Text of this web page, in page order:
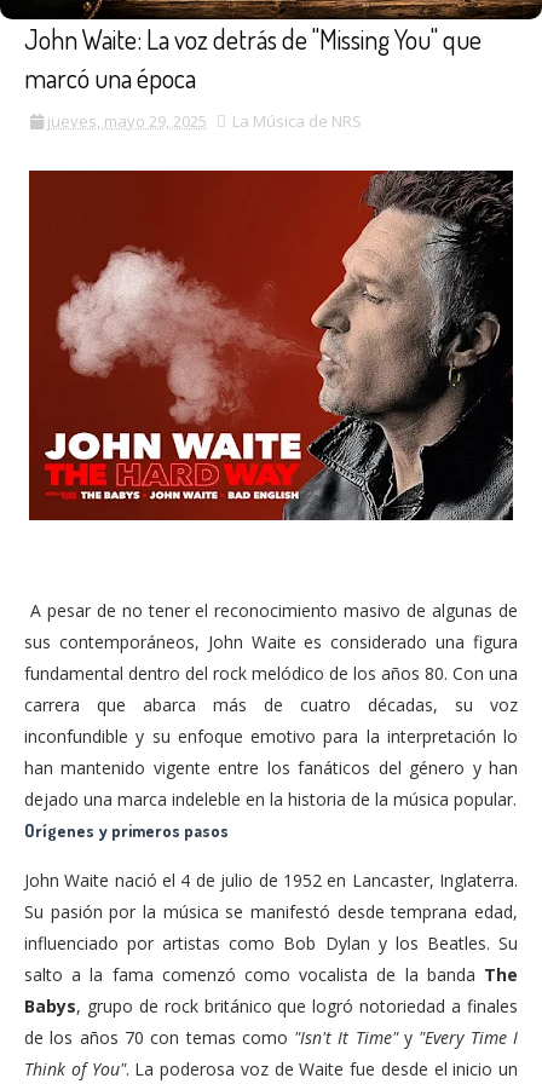
John Waite: La voz detrás de "Missing You" que
marcó una época
jueves, mayo 29, 2025 La Música de NRS
A pesar de no tener el reconocimiento masivo de algunas de
sus contemporáneos, John Waite es considerado una figura
fundamental dentro del rock melódico de los años 80. Con una
carrera que abarca más de cuatro décadas, su voz
inconfundible y su enfoque emotivo para la interpretación lo
han mantenido vigente entre los fanáticos del género y han
dejado una marca indeleble en la historia de la música popular.
Orígenes y primeros pasos
John Waite nació el 4 de julio de 1952 en Lancaster, Inglaterra.
Su pasión por la música se manifestó desde temprana edad,
influenciado por artistas como Bob Dylan y los Beatles. Su
salto a la fama comenzó como vocalista de la banda The
Babys, grupo de rock británico que logró notoriedad a finales
de los años 70 con temas como "Isn't It Time"y "Every Time I
Think of You". La poderosa voz de Waite fue desde el inicio un